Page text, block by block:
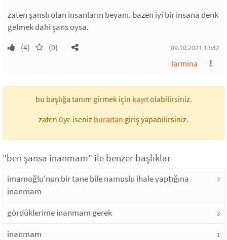
zaten şanslı olan insanların beyanı. bazen iyi bir insana denk
gelmek dahi şans oysa.
(4) (0) 09.10.2021 13:42
larmina
bu başlığa tanım girmek için kayıtolabilirsiniz.
zaten üye iseniz buradan giriş yapabilirsiniz.
"ben şansa inanmam" ile benzer başlıklar
imamoğlu'nun bir tane bile namuslu ihale yaptığına
inanmam
7
gördüklerime inanmam gerek 3
inanmam 1